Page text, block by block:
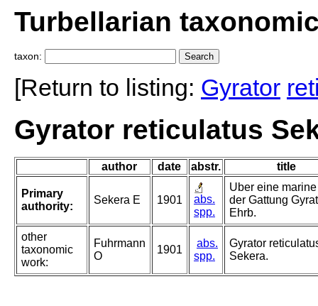
Turbellarian
taxon:
[Return to listing: Gyrator
Gyrator reticulatus
author date abstr. title
Primary
authority:
Sekera E 1901
abs.
spp.
Uber eine marine
der Gattung
Ehrb.
other
taxonomic
work:
Fuhrmann
O
1901
abs.
spp.
Gyrator
Sekera.